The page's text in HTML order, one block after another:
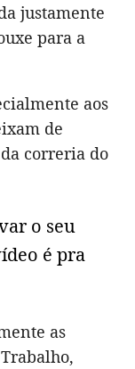
justamente
para a
aos
de
correria do
o seu
é pra
as